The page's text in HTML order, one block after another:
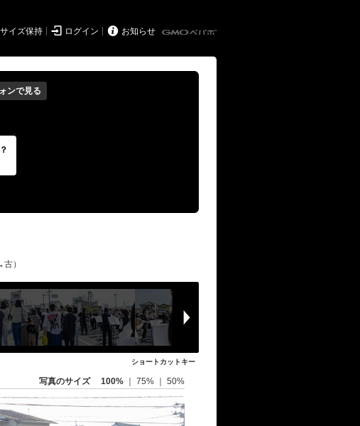
イズ保持  ログイン  お知らせ
ンで見る
）
ショートカットキー
写真のサイズ 100% 75% 50%